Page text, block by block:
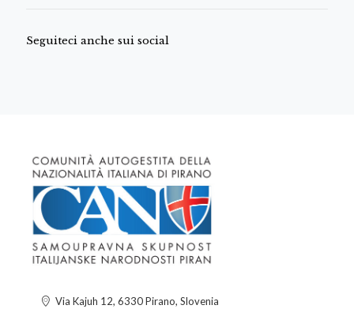
Seguiteci anche sui social
Via Kajuh 12, 6330 Pirano, Slovenia